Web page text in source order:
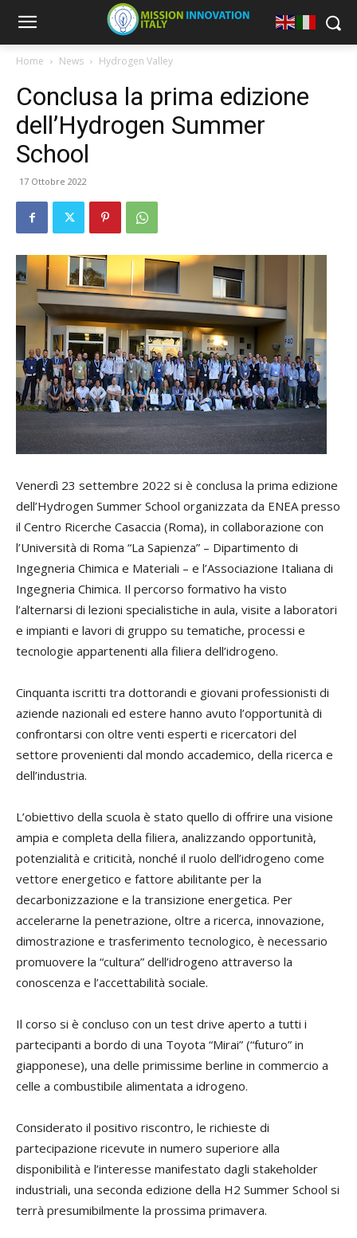
Home News Hydrogen Valley
Conclusa la prima edizione
dell’Hydrogen Summer
School
17 Ottobre 2022
Venerdì 23 settembre 2022 si è conclusa la prima edizione
dell’Hydrogen Summer School organizzata da ENEA presso
il Centro Ricerche Casaccia (Roma), in collaborazione con
l’Università di Roma “La Sapienza” – Dipartimento di
Ingegneria Chimica e Materiali – e l’Associazione Italiana di
Ingegneria Chimica. Il percorso formativo ha visto
l’alternarsi di lezioni specialistiche in aula, visite a laboratori
e impianti e lavori di gruppo su tematiche, processi e
tecnologie appartenenti alla filiera dell’idrogeno.
Cinquanta iscritti tra dottorandi e giovani professionisti di
aziende nazionali ed estere hanno avuto l’opportunità di
confrontarsi con oltre venti esperti e ricercatori del
settore provenienti dal mondo accademico, della ricerca e
dell’industria.
L’obiettivo della scuola è stato quello di offrire una visione
ampia e completa della filiera, analizzando opportunità,
potenzialità e criticità, nonché il ruolo dell’idrogeno come
vettore energetico e fattore abilitante per la
decarbonizzazione e la transizione energetica. Per
accelerarne la penetrazione, oltre a ricerca, innovazione,
dimostrazione e trasferimento tecnologico, è necessario
promuovere la “cultura” dell’idrogeno attraverso la
conoscenza e l’accettabilità sociale.
Il corso si è concluso con un test drive aperto a tutti i
partecipanti a bordo di una Toyota “Mirai” (“futuro” in
giapponese), una delle primissime berline in commercio a
celle a combustibile alimentata a idrogeno.
Considerato il positivo riscontro, le richieste di
partecipazione ricevute in numero superiore alla
disponibilità e l’interesse manifestato dagli stakeholder
industriali, una seconda edizione della H2 Summer School si
terrà presumibilmente la prossima primavera.